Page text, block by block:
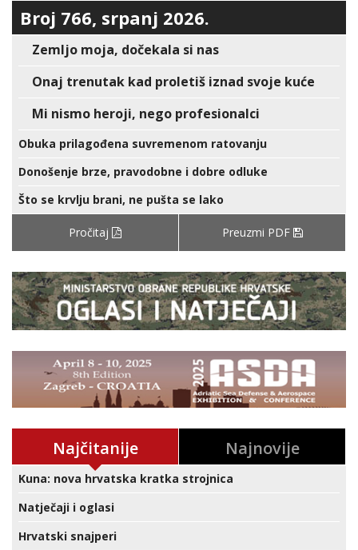
Broj 766, srpanj 2026.
Zemljo moja, dočekala si nas
Onaj trenutak kad proletiš iznad svoje kuće
Mi nismo heroji, nego profesionalci
Obuka prilagođena suvremenom ratovanju
Donošenje brze, pravodobne i dobre odluke
Što se krvlju brani, ne pušta se lako
Pročitaj Preuzmi PDF
Najčitanije Najnovije
Kuna: nova hrvatska kratka strojnica
Natječaji i oglasi
Hrvatski snajperi